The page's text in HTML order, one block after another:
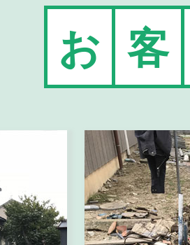
お 客